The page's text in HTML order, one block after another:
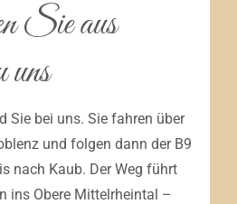
Sie aus
Sie bei uns. Sie fahren über
und folgen dann der B9
nach Kaub. Der Weg führt
ins Obere Mittelrheintal –